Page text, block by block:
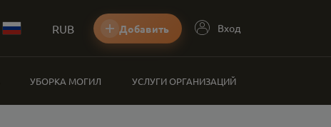
RUB Добавить Вход
УБОРКА МОГИЛ УСЛУГИ ОРГАНИЗАЦИЙ